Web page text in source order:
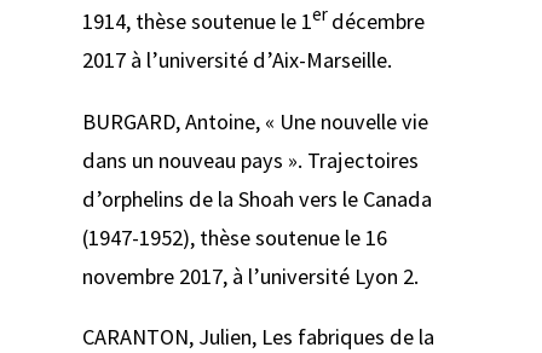
1914, thèse soutenue le 1er décembre
2017 à l’université d’Aix-Marseille.
BURGARD, Antoine, « Une nouvelle vie
dans un nouveau pays ». Trajectoires
d’orphelins de la Shoah vers le Canada
(1947-1952), thèse soutenue le 16
novembre 2017, à l’université Lyon 2.
CARANTON, Julien, Les fabriques de la